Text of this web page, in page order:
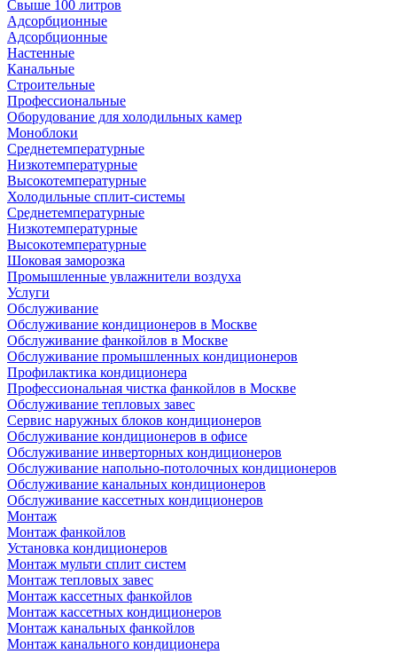
Свыше 100 литров
Адсорбционные
Адсорбционные
Настенные
Канальные
Строительные
Профессиональные
Оборудование для холодильных камер
Моноблоки
Среднетемпературные
Низкотемпературные
Высокотемпературные
Холодильные сплит-системы
Среднетемпературные
Низкотемпературные
Высокотемпературные
Шоковая заморозка
Промышленные увлажнители воздуха
Услуги
Обслуживание
Обслуживание кондиционеров в Москве
Обслуживание фанкойлов в Москве
Обслуживание промышленных кондиционеров
Профилактика кондиционера
Профессиональная чистка фанкойлов в Москве
Обслуживание тепловых завес
Сервис наружных блоков кондиционеров
Обслуживание кондиционеров в офисе
Обслуживание инверторных кондиционеров
Обслуживание напольно-потолочных кондиционеров
Обслуживание канальных кондиционеров
Обслуживание кассетных кондиционеров
Монтаж
Монтаж фанкойлов
Установка кондиционеров
Монтаж мульти сплит систем
Монтаж тепловых завес
Монтаж кассетных фанкойлов
Монтаж кассетных кондиционеров
Монтаж канальных фанкойлов
Монтаж канального кондиционера